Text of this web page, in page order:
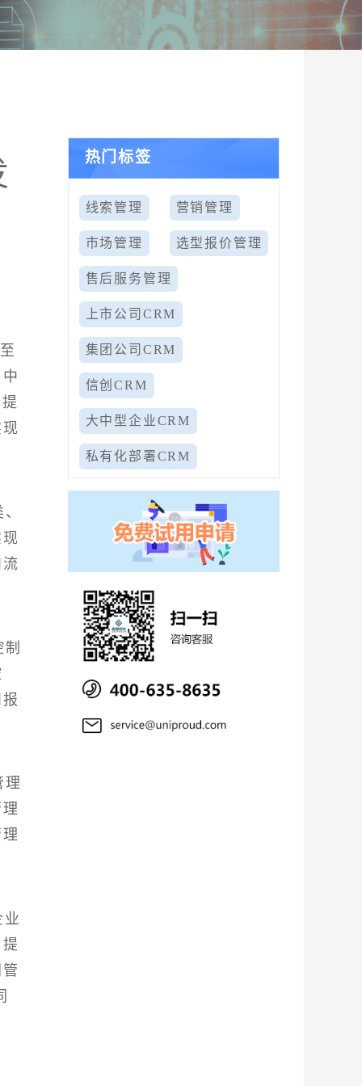
理
热门标签
线索管理 营销管理
市场管理 选型报价管理
售后服务管理
上市公司CRM
集团公司CRM
信创CRM
大中型企业CRM
私有化部署CRM